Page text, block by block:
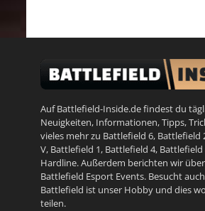
Auf Battlefield-Inside.de findest du
Neuigkeiten, Informationen, Tipps,
vieles mehr zu Battlefield 6, Battlefield
V, Battlefield 1, Battlefield 4, Battlefield
Hardline. Außerdem berichten wir
Battlefield Esport Events. Besucht
Battlefield ist unser Hobby und dies
teilen.